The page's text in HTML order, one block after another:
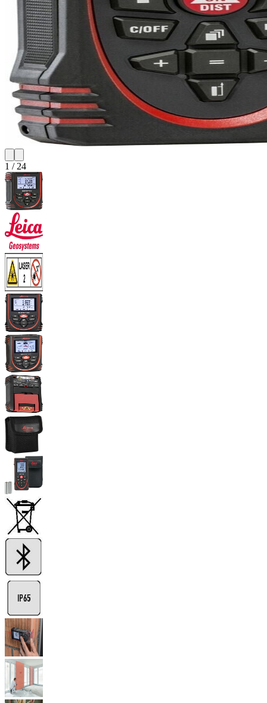
1 /24